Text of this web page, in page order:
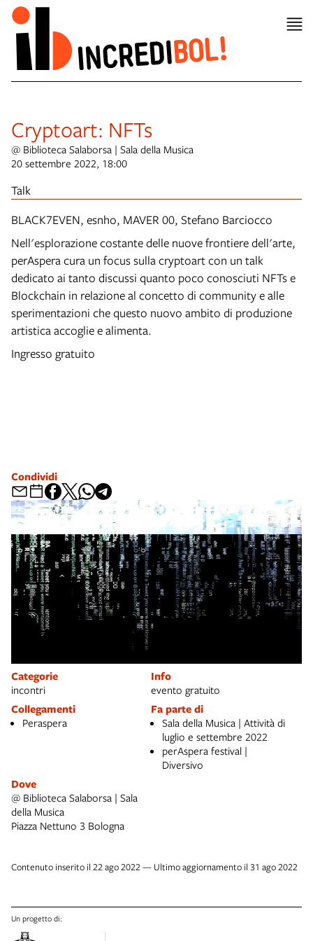
Cryptoart: NFTs
@ Biblioteca Salaborsa | Sala della Musica
20 settembre 2022, 18:00
Talk
BLACK7EVEN, esnho, MAVER 00, Stefano Barciocco
Nell'esplorazione costante delle nuove frontiere dell'arte,
perAspera cura un focus sulla cryptoart con un talk
dedicato ai tanto discussi quanto poco conosciuti NFTs e
Blockchain in relazione al concetto di community e alle
sperimentazioni che questo nuovo ambito di produzione
artistica accoglie e alimenta.
Ingresso gratuito
Categorie
incontri
Info
evento gratuito
Collegamenti
Peraspera
Fa parte di
Sala della Musica | Attività di
luglio e settembre 2022
perAspera festival |
Diversivo
Dove
@ Biblioteca Salaborsa | Sala
della Musica
Piazza Nettuno 3 Bologna
Condividi
Contenuto inserito il 22 ago 2022 — Ultimo aggiornamento il 31 ago 2022
Un progetto di: